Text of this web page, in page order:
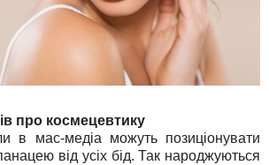
про космецевтику
в мас-медіа можуть позиціонувати
від усіх бід. Так народжуються